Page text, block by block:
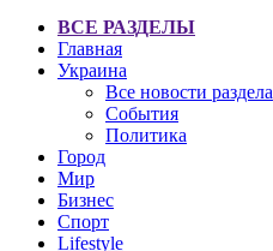
ВСЕ РАЗДЕЛЫ
Главная
Украина
Все новости раздела
События
Политика
Город
Мир
Бизнес
Спорт
Lifestyle